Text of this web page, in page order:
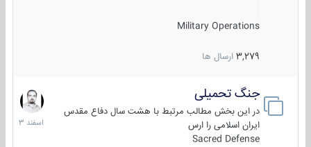
Military Operations
3,279 ارسال ها
جنگ تحمیلی
در این بخش مطالب مرتبط با هشت سال دفاع مقدس
ایران اسلامی را ارس
Sacred Defense
20
اسفند
1403